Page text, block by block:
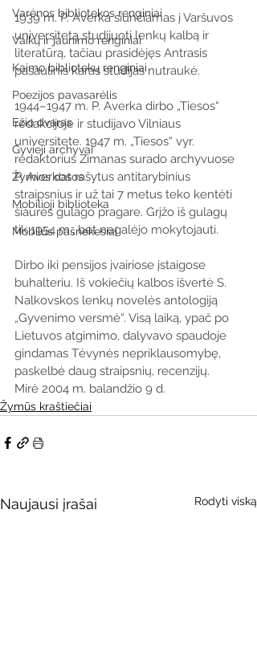
Varėnos bibliotekos renginiai
Vaikų ir jaunimo renginiai
Kaimo bibliotekų renginiai
Poezijos pavasarėlis
Ežio dvaras
Gyvieji archyvai
Žymios datos
Mobilioji biblioteka
Mobilūs pašnekesiai
1939 m. P. Averka siunčiamas į Varšuvos
universitetą studijuoti lenkų kalbą ir
literatūrą, tačiau prasidėjęs Antrasis
pasaulinis karas studijas nutraukė.
1944–1947 m. P. Averka dirbo „Tiesos“
redakcijoje ir studijavo Vilniaus
universitete. 1947 m. „Tiesos“ vyr.
redaktorius Zimanas surado archyvuose
P. Averkos rašytus antitarybinius
straipsnius ir už tai 7 metus teko kentėti
šiaurės gulago pragare. Grįžo iš gulagų
tik 1954 m., bet negalėjo mokytojauti.
Dirbo iki pensijos įvairiose įstaigose
buhalteriu. Iš vokiečių kalbos išvertė S.
Nalkovskos lenkų novelės antologiją
„Gyvenimo versmė“. Visą laiką, ypač po
Lietuvos atgimimo, dalyvavo spaudoje
gindamas Tėvynės nepriklausomybę,
paskelbė daug straipsnių, recenzijų.
Mirė 2004 m. balandžio 9 d.
Žymūs kraštiečiai
Naujausi įrašai Rodyti viską